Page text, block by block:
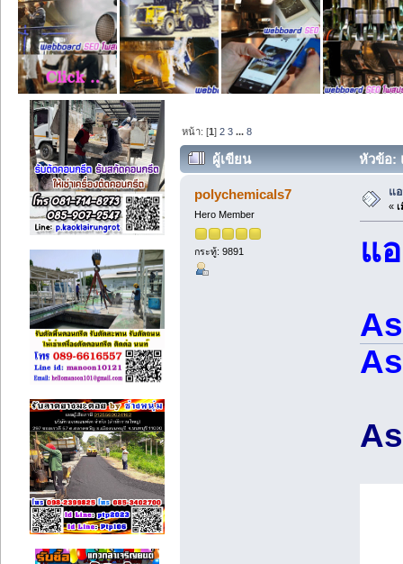
หน้า: [1]2 3 ...8
ผู้เขียน หัวข้อ:
polychemicals7
Hero Member
กระทู้: 9891
แ
«
แ